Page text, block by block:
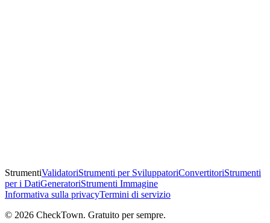
StrumentiValidatoriStrumenti per SviluppatoriConvertitoriStrumenti
per i DatiGeneratoriStrumenti Immagine
Informativa sulla privacyTermini di servizio
© 2026 CheckTown. Gratuito per sempre.